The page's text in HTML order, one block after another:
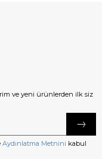
ve yeni ürünlerden ilk siz
Aydınlatma Metnini kabul